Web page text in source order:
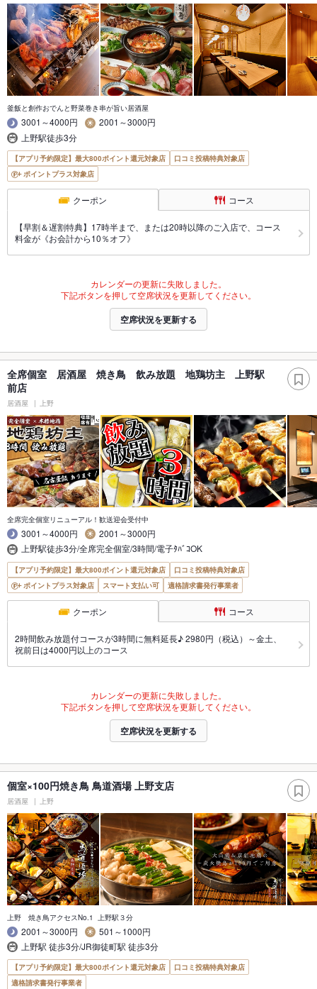
釜飯と創作おでんと野菜巻き串が旨い居酒屋
3001～4000円
2001～3000円
上野駅徒歩3分
【アプリ予約限定】最大800ポイント還元対象店
口コミ投稿特典対象店
ポイントプラス対象店
クーポン コース
【早割＆遅割特典】17時半まで、または20時以降のご入店で、コース
料金が《お会計から10％オフ》
カレンダーの更新に失敗しました。
下記ボタンを押して空席状況を更新してください。
空席状況を更新する
全席個室 居酒屋 焼き鳥 飲み放題 地鶏坊主 上野駅
前店
居酒屋 上野
全席完全個室リニューアル！歓送迎会受付中
3001～4000円
2001～3000円
上野駅徒歩3分/全席完全個室/3時間/電子ﾀﾊﾞｺOK
【アプリ予約限定】最大800ポイント還元対象店
口コミ投稿特典対象店
ポイントプラス対象店
スマート支払い可 適格請求書発行事業者
クーポン コース
2時間飲み放題付コースが3時間に無料延長♪ 2980円（税込）～金土、
祝前日は4000円以上のコース
カレンダーの更新に失敗しました。
下記ボタンを押して空席状況を更新してください。
空席状況を更新する
個室×100円焼き鳥 鳥道酒場 上野支店
居酒屋 上野
上野 焼き鳥アクセスNo.1 上野駅３分
2001～3000円
501～1000円
上野駅 徒歩3分/JR御徒町駅 徒歩3分
【アプリ予約限定】最大800ポイント還元対象店
口コミ投稿特典対象店
適格請求書発行事業者